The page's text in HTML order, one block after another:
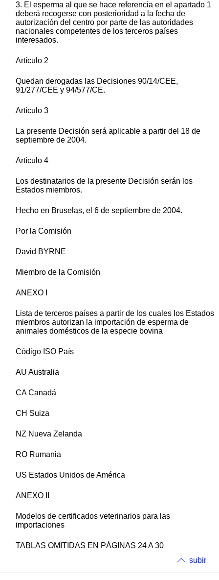
3. El esperma al que se hace referencia en el apartado 1
deberá recogerse con posterioridad a la fecha de
autorización del centro por parte de las autoridades
nacionales competentes de los terceros países
interesados.
Artículo 2
Quedan derogadas las Decisiones 90/14/CEE,
91/277/CEE y 94/577/CE.
Artículo 3
La presente Decisión será aplicable a partir del 18 de
septiembre de 2004.
Artículo 4
Los destinatarios de la presente Decisión serán los
Estados miembros.
Hecho en Bruselas, el 6 de septiembre de 2004.
Por la Comisión
David BYRNE
Miembro de la Comisión
ANEXO I
Lista de terceros países a partir de los cuales los Estados
miembros autorizan la importación de esperma de
animales domésticos de la especie bovina
Código ISO País
AU Australia
CA Canadá
CH Suiza
NZ Nueva Zelanda
RO Rumania
US Estados Unidos de América
ANEXO II
Modelos de certificados veterinarios para las
importaciones
TABLAS OMITIDAS EN PÁGINAS 24 A 30
subir